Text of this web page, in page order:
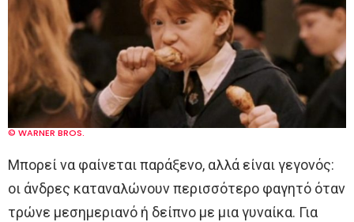
© WARNER BROS.
Μπορεί να φαίνεται παράξενο, αλλά είναι γεγονός:
οι άνδρες καταναλώνουν περισσότερο φαγητό όταν
τρώνε μεσημεριανό ή δείπνο με μια γυναίκα. Για